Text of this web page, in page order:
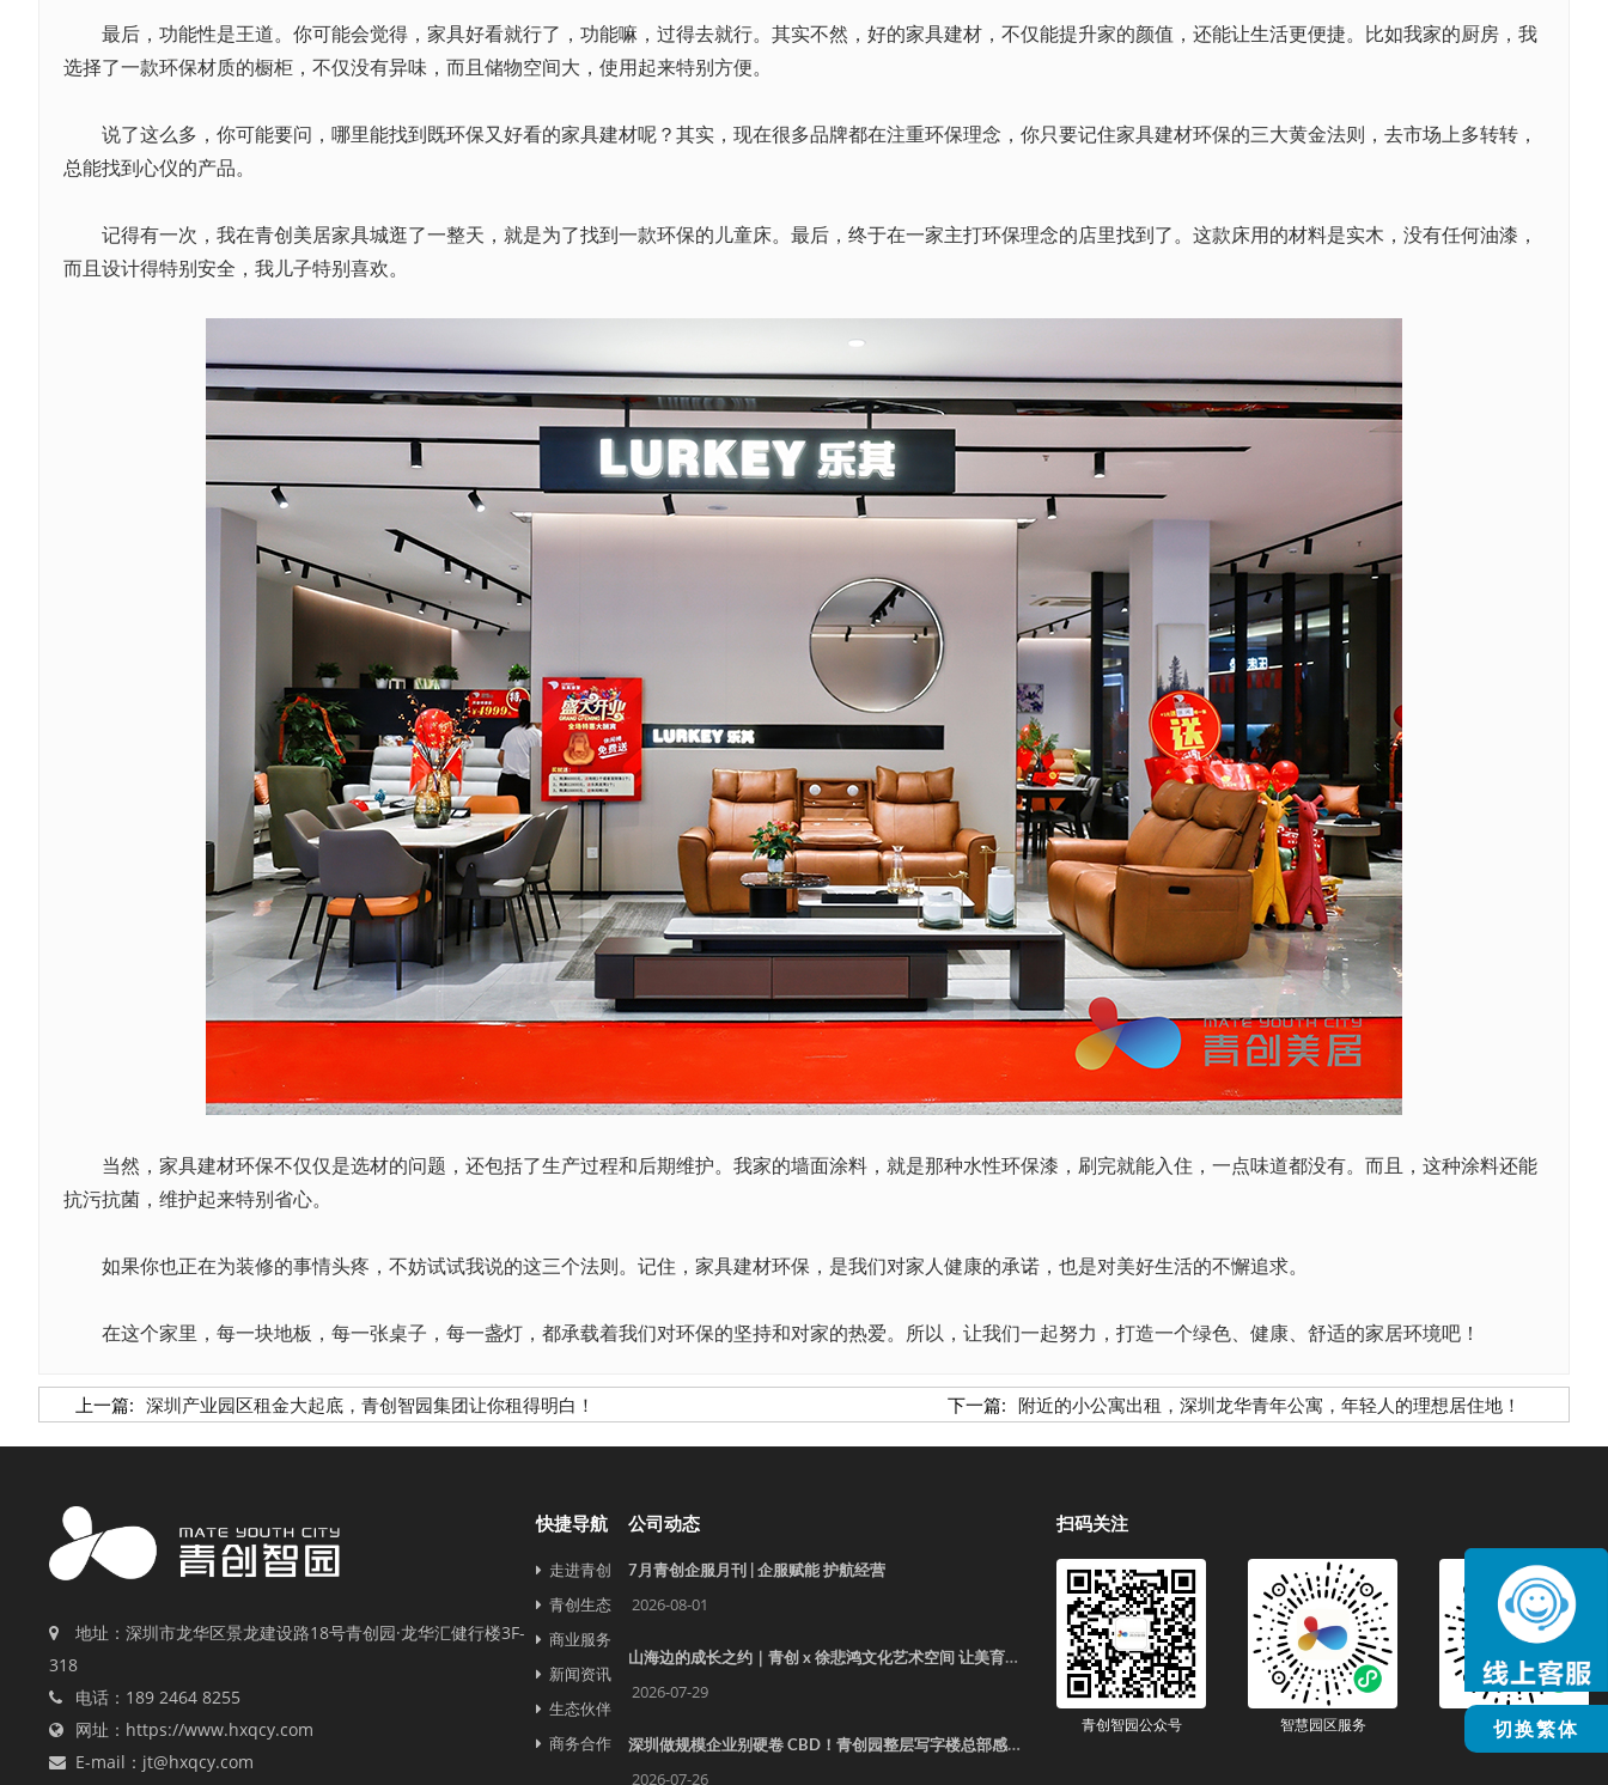
最后，功能性是王道。你可能会觉得，家具好看就行了，功能嘛，过得去就行。其实不然，好的家具建材，不仅能提升家的颜值，还能让生活更便捷。比如我家的厨房，我
选择了一款环保材质的橱柜，不仅没有异味，而且储物空间大，使用起来特别方便。
说了这么多，你可能要问，哪里能找到既环保又好看的家具建材呢？其实，现在很多品牌都在注重环保理念，你只要记住家具建材环保的三大黄金法则，去市场上多转转，
总能找到心仪的产品。
记得有一次，我在青创美居家具城逛了一整天，就是为了找到一款环保的儿童床。最后，终于在一家主打环保理念的店里找到了。这款床用的材料是实木，没有任何油漆，
而且设计得特别安全，我儿子特别喜欢。
当然，家具建材环保不仅仅是选材的问题，还包括了生产过程和后期维护。我家的墙面涂料，就是那种水性环保漆，刷完就能入住，一点味道都没有。而且，这种涂料还能
抗污抗菌，维护起来特别省心。
如果你也正在为装修的事情头疼，不妨试试我说的这三个法则。记住，家具建材环保，是我们对家人健康的承诺，也是对美好生活的不懈追求。
在这个家里，每一块地板，每一张桌子，每一盏灯，都承载着我们对环保的坚持和对家的热爱。所以，让我们一起努力，打造一个绿色、健康、舒适的家居环境吧！
上一篇: 深圳产业园区租金大起底，青创智园集团让你租得明白！ 下一篇: 附近的小公寓出租，深圳龙华青年公寓，年轻人的理想居住地！
切换繁体
地址：深圳市龙华区景龙建设路18号青创园·龙华汇健行楼3F-
318
电话：189 2464 8255
网址：https://www.hxqcy.com
E-mail：jt@hxqcy.com
快捷导航
走进青创
青创生态
商业服务
新闻资讯
生态伙伴
商务合作
公司动态
7月青创企服月刊 | 企服赋能 护航经营
2026-08-01
山海边的成长之约｜青创 x 徐悲鸿文化艺术空间 让美育照见更远的世界
2026-07-29
深圳做规模企业别硬卷 CBD！青创园整层写字楼总部感拉满
2026-07-26
扫码关注
青创智园公众号 智慧园区服务 智慧生活服务